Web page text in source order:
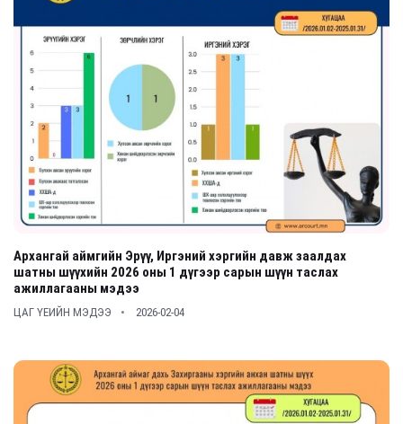
Архангай аймгийн Эрүү, Иргэний хэргийн давж заалдах
шатны шүүхийн 2026 оны 1 дүгээр сарын шүүн таслах
ажиллагааны мэдээ
ЦАГ ҮЕИЙН МЭДЭЭ 2026-02-04